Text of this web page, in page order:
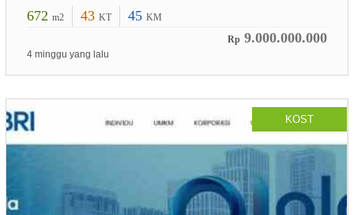
672 m2 43 KT 45 KM
Rp 9.000.000.000
4 minggu yang lalu
KOST